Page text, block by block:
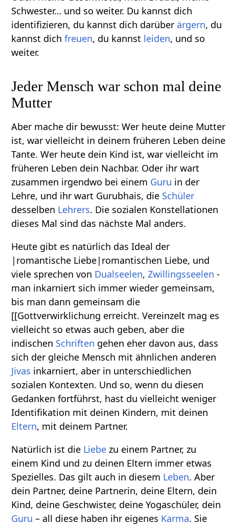
Schwester… und so weiter. Du kannst dich
identifizieren, du kannst dich darüber ärgern, du
kannst dichfreuen, du kannst leiden, und so
weiter.
Jeder Mensch war schon mal deine
Mutter
Aber mache dir bewusst: Wer heute deine Mutter
ist, war vielleicht in deinem früheren Leben deine
Tante. Wer heute dein Kind ist, war vielleicht im
früheren Leben dein Nachbar. Oder ihr wart
zusammen irgendwo bei einem Guru in der
Lehre, und ihr wart Gurubhais, die Schüler
desselben Lehrers. Die sozialen Konstellationen
dieses Mal sind das nächste Mal anders.
Heute gibt es natürlich das Ideal der
|romantische Liebe|romantischen Liebe, und
viele sprechen von Dualseelen,Zwillingsseelen -
man inkarniert sich immer wieder gemeinsam,
bis man dann gemeinsam die
[[Gottverwirklichung erreicht. Vereinzelt mag es
vielleicht so etwas auch geben, aber die
indischen Schriften gehen eher davon aus, dass
sich der gleiche Mensch mit ähnlichen anderen
Jivas inkarniert, aber in unterschiedlichen
sozialen Kontexten. Und so, wenn du diesen
Gedanken fortführst, hast du vielleicht weniger
Identifikation mit deinen Kindern, mit deinen
Eltern, mit deinem Partner.
Natürlich ist die Liebe zu einem Partner, zu
einem Kind und zu deinen Eltern immer etwas
Spezielles. Das gilt auch in diesem Leben. Aber
dein Partner, deine Partnerin, deine Eltern, dein
Kind, deine Geschwister, deine Yogaschüler, dein
Guru – all diese haben ihr eigenes Karma. Sie